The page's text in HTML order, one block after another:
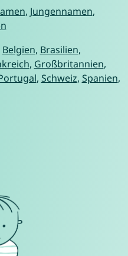
, Jungennamen,
Belgien, Brasilien,
, Großbritannien,
, Schweiz, Spanien,